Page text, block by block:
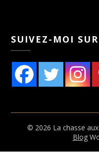
SUIVEZ-MOI SUR
© 2026 La chasse
Blog